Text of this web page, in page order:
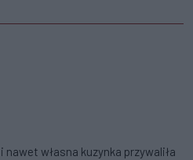
własna kuzynka przywaliła